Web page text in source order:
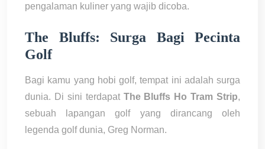
pengalaman kuliner yang wajib dicoba.
The Bluffs: Surga Bagi Pecinta
Golf
Bagi kamu yang hobi golf, tempat ini adalah surga
dunia. Di sini terdapat The Bluffs Ho Tram Strip,
sebuah lapangan golf yang dirancang oleh
legenda golf dunia, Greg Norman.